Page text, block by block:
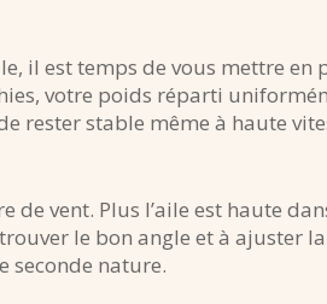
il est temps de vous mettre
votre poids réparti
rester stable même à haute
vent. Plus l’aile est haute
le bon angle et à ajuster
seconde nature.